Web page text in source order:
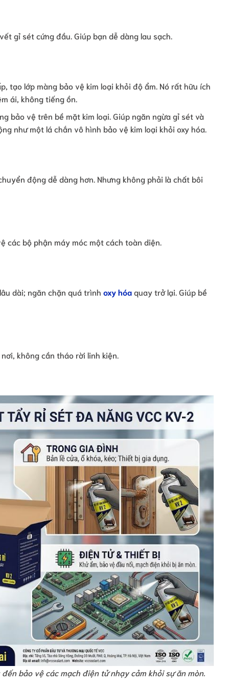
gỉ sét cứng đầu. Giúp bạn dễ dàng lau sạch.
tạo lớp màng bảo vệ kim loại khỏi độ ẩm. Nó rất hữu ích
ái, không tiếng ồn.
bảo vệ trên bề mặt kim loại. Giúp ngăn ngừa gỉ sét và
như một lá chắn vô hình bảo vệ kim loại khỏi oxy hóa.
động dễ dàng hơn. Nhưng không phải là chất bôi
các bộ phận máy móc một cách toàn diện.
dài; ngăn chặn quá trình oxy hóaquay trở lại. Giúp bề
không cần tháo rời linh kiện.
bảo vệ các mạch điện tử nhạy cảm khỏi sự ăn mòn.